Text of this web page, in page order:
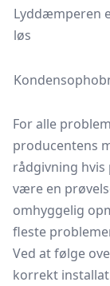
Lyddæmperen
løs
For alle
producentens
rådgivning
være en
omhyggelig
fleste
Ved at følge
korrekt